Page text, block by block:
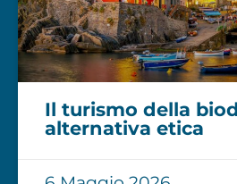
Il turismo della
alternativa etica